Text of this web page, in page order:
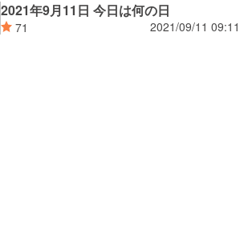
2021年9月11日 今日は何の日
71 2021/09/11 09:11